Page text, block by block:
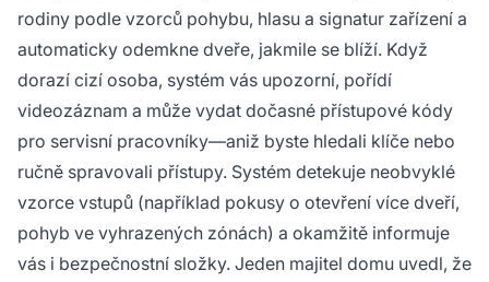
rodiny podle vzorců pohybu, hlasu a signatur zařízení a
automaticky odemkne dveře, jakmile se blíží. Když
dorazí cizí osoba, systém vás upozorní, pořídí
videozáznam a může vydat dočasné přístupové kódy
pro servisní pracovníky—aniž byste hledali klíče nebo
ručně spravovali přístupy. Systém detekuje neobvyklé
vzorce vstupů (například pokusy o otevření více dveří,
pohyb ve vyhrazených zónách) a okamžitě informuje
vás i bezpečnostní složky. Jeden majitel domu uvedl, že